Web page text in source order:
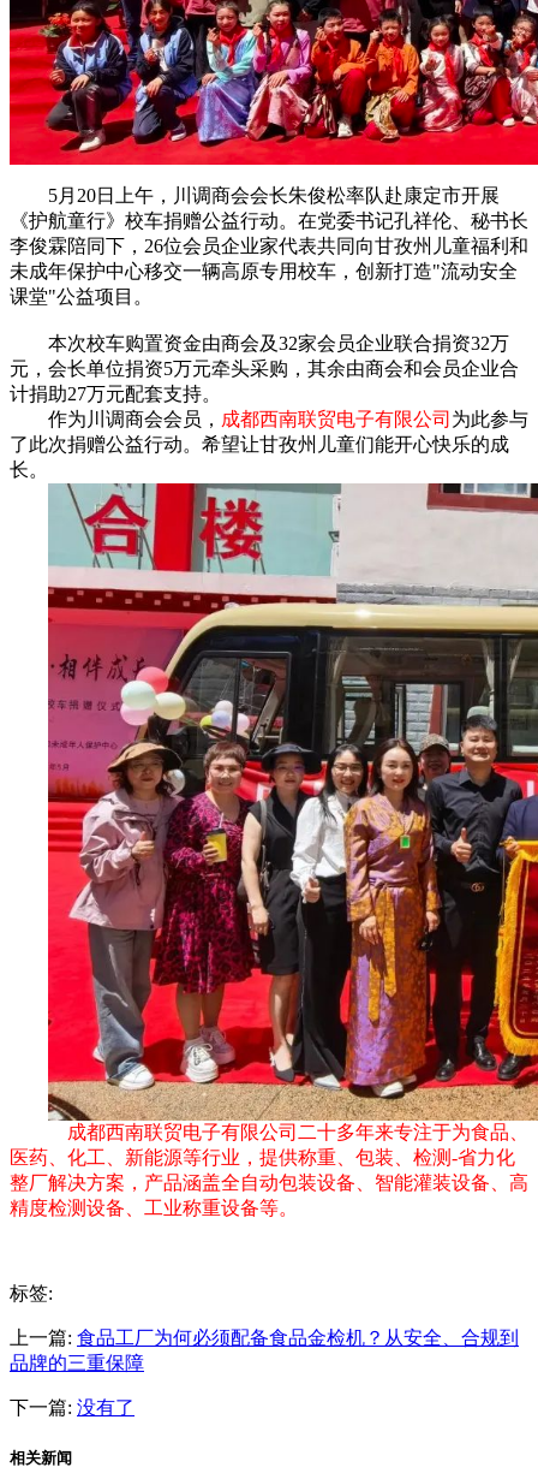
5月20日上午，川调商会会长朱俊松率队赴康定市开展
《护航童行》校车捐赠公益行动。在党委书记孔祥伦、秘书长
李俊霖陪同下，26位会员企业家代表共同向甘孜州儿童福利和
未成年保护中心移交一辆高原专用校车，创新打造"流动安全
课堂"公益项目。
本次校车购置资金由商会及32家会员企业联合捐资32万
元，会长单位捐资5万元牵头采购，其余由商会和会员企业合
计捐助27万元配套支持。
作为 川调商会会员， 成都西南联贸电子有限公司 为此参与
了此次捐赠公益行动。希望让甘孜州儿童们能开心快乐的成
长。
成都西南联贸电子有限公司二十多年来专注于为食品、
医药、化工、新能源等行业，提供称重、包装、检测-省力化
整厂解决方案，产品涵盖全自动包装设备、智能灌装设备、高
精度检测设备、工业称重设备等。
标签:
上一篇: 食品工厂为何必须配备食品金检机？从安全、合规到
品牌的三重保障
下一篇: 没有了
相关新闻